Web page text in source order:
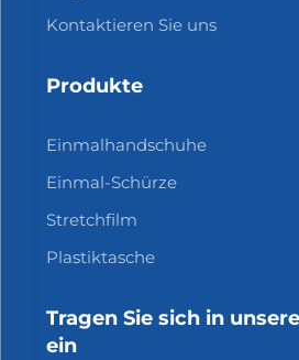
Kontaktieren Sie uns
Produkte
Einmalhandschuhe
Einmal-Schürze
Stretchfilm
Plastiktasche
Tragen Sie sich in
ein